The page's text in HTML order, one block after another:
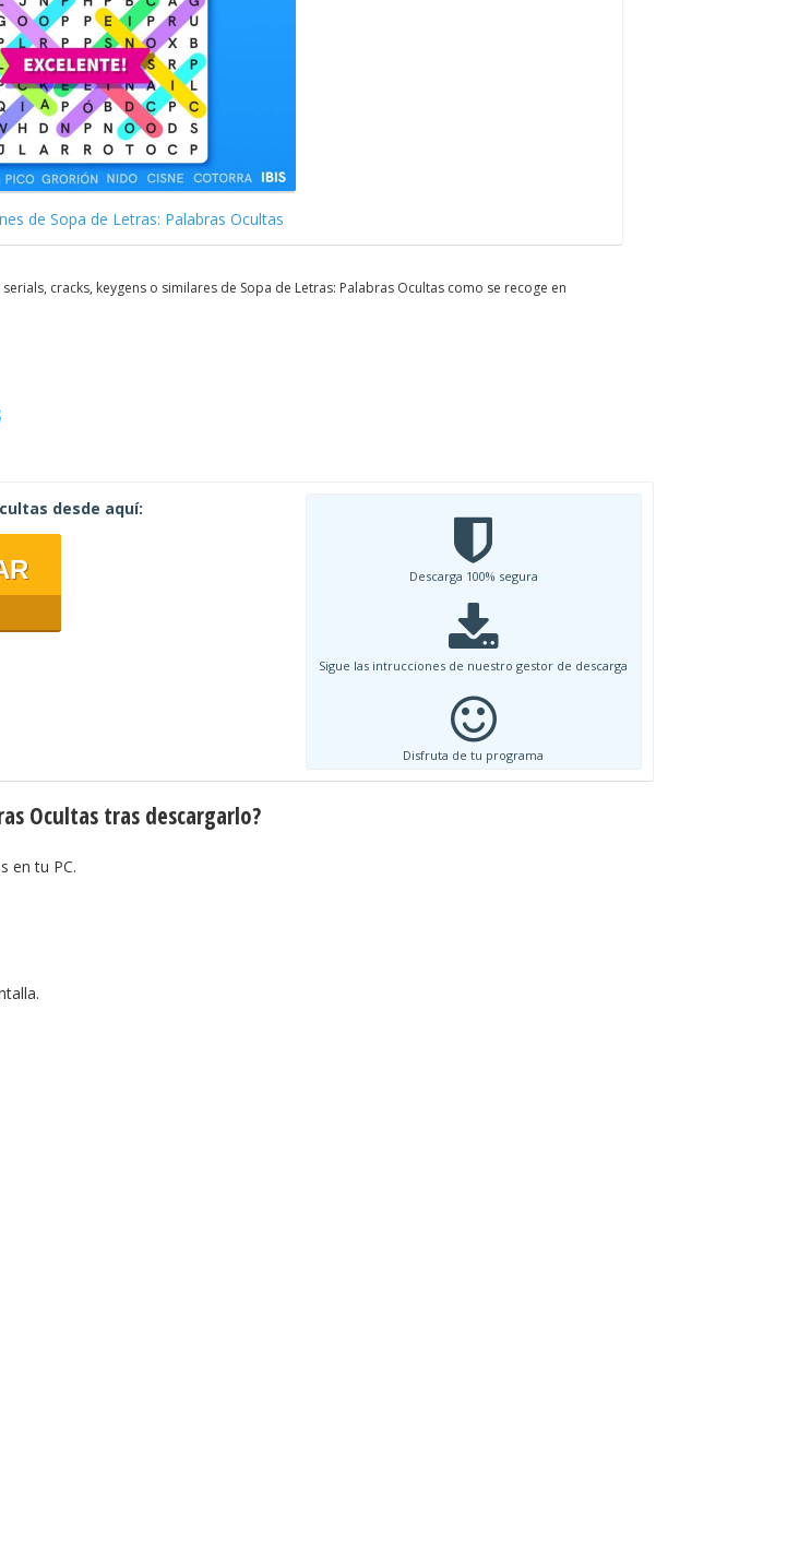
de Sopa de Letras: Palabras Ocultas
cracks, keygens o similares de Sopa de Letras: Palabras Ocultas como se recoge en
desde aquí:
Descarga 100% segura
Sigue las intrucciones de nuestro gestor de descarga
Disfruta de tu programa
Ocultas tras descargarlo?
en tu PC.